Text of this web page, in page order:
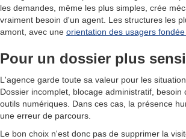
les demandes, même les plus simples, crée
vraiment besoin d'un agent. Les structures les
amont, avec une orientation des usagers
Pour un dossier plus
L'agence garde toute sa valeur pour les
Dossier incomplet, blocage administratif,
outils numériques. Dans ces cas, la présence
une erreur de parcours.
Le bon choix n'est donc pas de supprimer la